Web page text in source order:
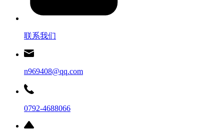
联系我们
n969408@qq.com
0792-4688066